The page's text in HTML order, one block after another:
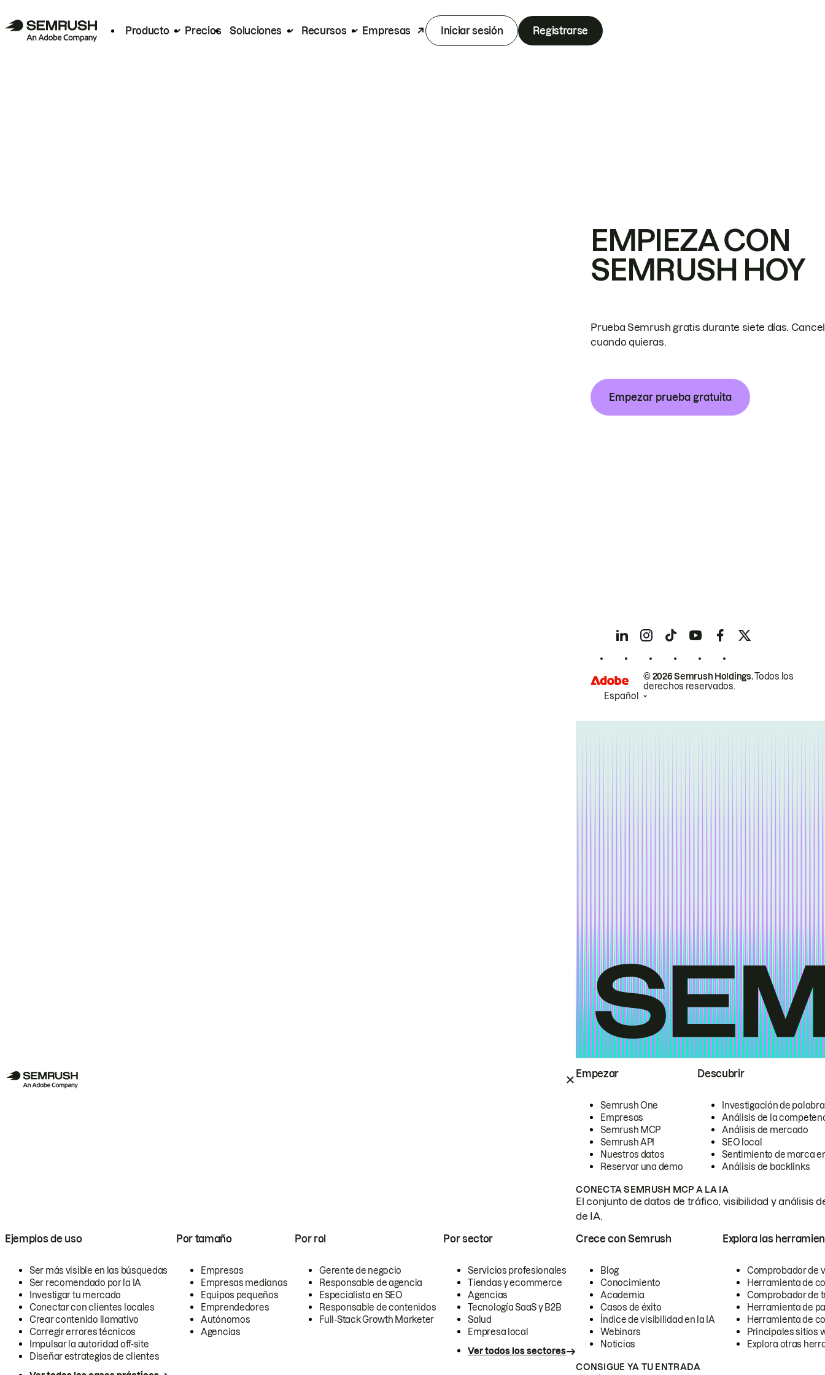
Producto Precios Soluciones Recursos Empresas Iniciar sesión Registrarse
Empezar
Semrush One
Empresas
Semrush MCP
Semrush API
Nuestros datos
Reservar una demo
Descubrir
Investigación de
Análisis de la
Análisis de mercado
SEO local
Sentimiento de marca
Análisis de backlinks
CONECTA SEMRUSH MCP A LA IA
El conjunto de datos de tráfico, visibilidad y análisis
de IA.
Ejemplos de uso
Ser más visible en las búsquedas
Ser recomendado por la IA
Investigar tu mercado
Conectar con clientes locales
Crear contenido llamativo
Corregir errores técnicos
Impulsar la autoridad off-site
Diseñar estrategias de clientes
Por tamaño
Empresas
Empresas medianas
Equipos pequeños
Emprendedores
Autónomos
Agencias
Por rol
Gerente de negocio
Responsable de agencia
Especialista en SEO
Responsable de contenidos
Full-Stack Growth Marketer
Por sector
Servicios profesionales
Tiendas y ecommerce
Agencias
Tecnología SaaS y B2B
Salud
Empresa local
Ver todos los sectores
Crece con Semrush
Blog
Conocimiento
Academia
Casos de éxito
Índice de visibilidad en la IA
Webinars
Noticias
Explora las
Comprobador de
Herramienta de
Comprobador de
Herramienta de
Herramienta de
Principales sitios
Explora otras
CONSIGUE YA TU ENTRADA
EMPIEZA CON
SEMRUSH HOY
Prueba Semrush gratis durante siete días.
cuando quieras.
Empezar prueba gratuita
© 2026 Semrush Holdings.Todos los
derechos reservados.
Español